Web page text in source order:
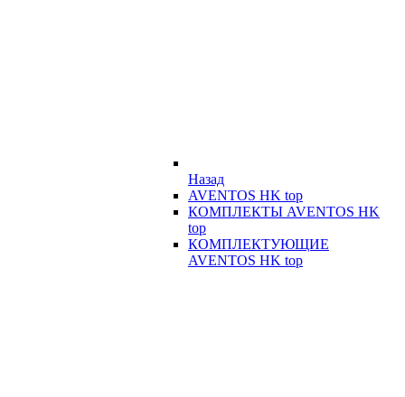
Назад
AVENTOS HK top
КОМПЛЕКТЫ AVENTOS HK
top
КОМПЛЕКТУЮЩИЕ
AVENTOS HK top